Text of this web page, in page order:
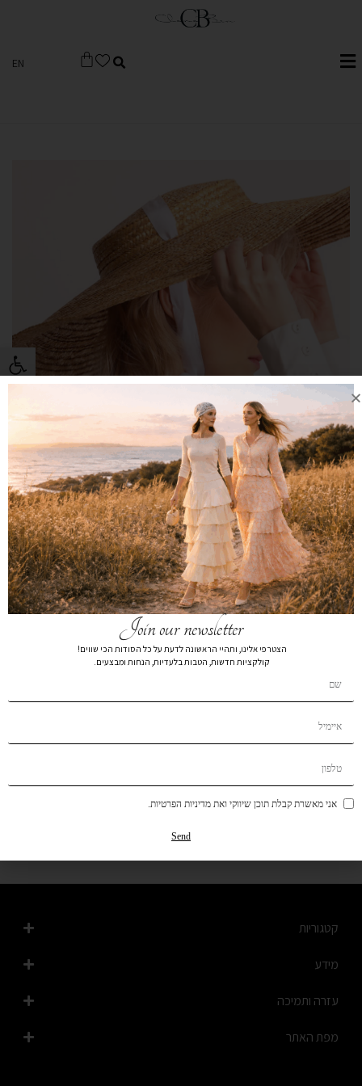
פתח
EN
New Collection
תיאור קצר
קטגוריות
מידע
עזרה ותמיכה
מפת האתר
Join our newsletter
הצטרפי אלינו, ותהיי הראשונה לדעת על כל הסודות הכי שווים!
קולקציות חדשות, הטבות בלעדיות, הנחות ומבצעים.
אני מאשרת קבלת תוכן שיווקי ואת מדיניות הפרטיות.
Send